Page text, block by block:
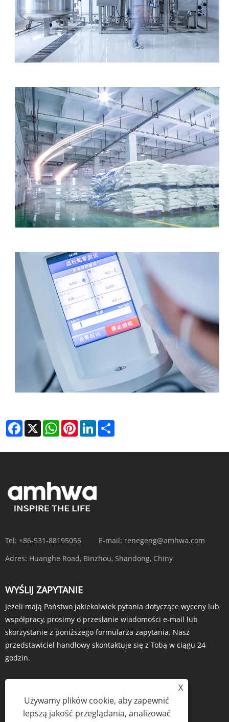
Facebook
X WhatsAppPinterestLinkedIn
Tel: +86-531-88195056 E-mail: renegeng@amhwa.com
Adres: Huanghe Road, Binzhou, Shandong, Chiny
WYŚLIJ ZAPYTANIE
Jeżeli mają Państwo jakiekolwiek pytania dotyczące wyceny lub
współpracy, prosimy o przesłanie wiadomości e-mail lub
skorzystanie z poniższego formularza zapytania. Nasz
przedstawiciel handlowy skontaktuje się z Tobą w ciągu 24
godzin.
ZAPYTANIE TERAZ
X
Używamy plików cookie, aby zapewnić
lepszą jakość przeglądania, analizować